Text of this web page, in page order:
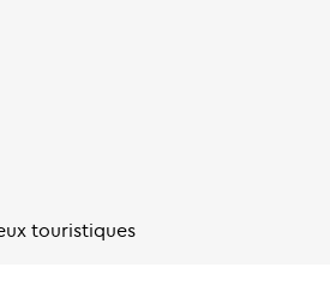
touristiques